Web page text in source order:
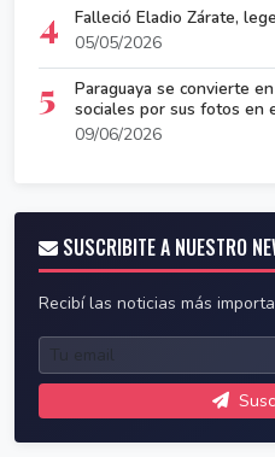
4
Falleció Eladio Zárate,
05/05/2026
5
Paraguaya se convierte
sociales por sus fotos en
09/06/2026
SUSCRIBITE A NUESTRO
Recibí las noticias más